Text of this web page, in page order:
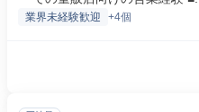
業界未経験歓迎 +4個